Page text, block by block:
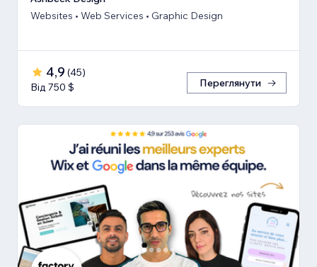
Websites • Web Services • Graphic Design
4,9 (45)
Від 750 $
Переглянути